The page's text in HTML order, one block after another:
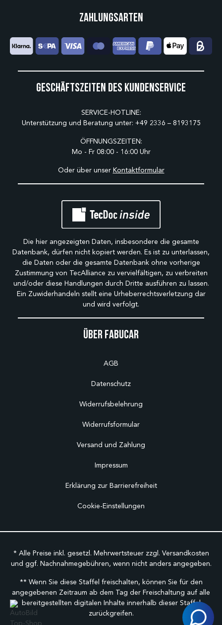
Über Fabucar
AGB
Datenschutz
Widerrufsbelehrung
Widerrufsformular
Versand und Zahlung
Impressum
Erklärung zur Barrierefreiheit
Cookie-Einstellungen
Geschäftszeiten des Kundenservice
SERVICE-HOTLINE:
Unterstützung und Beratung unter: +49 2336 – 8193175
ÖFFNUNGSZEITEN:
Mo - Fr 08:00 - 16:00 Uhr
Oder über unser Kontaktformular
Zahlungsarten
Die hier angezeigten Daten, insbesondere die gesamte
Datenbank, dürfen nicht kopiert werden. Es ist zu unterlassen,
die Daten oder die gesamte Datenbank ohne vorherige
Zustimmung von TecAlliance zu vervielfältigen, zu verbreiten
und/oder diese Handlungen durch Dritte ausführen zu lassen.
Ein Zuwiderhandeln stellt eine Urheberrechtsverletzung dar
und wird verfolgt.
* Alle Preise inkl. gesetzl. Mehrwertsteuer zzgl. Versandkosten
und ggf. Nachnahmegebühren, wenn nicht anders angegeben.
** Wenn Sie diese Staffel freischalten, können Sie für den
angegebenen Zeitraum ab dem Tag der Freischaltung auf alle
bereitgestellten digitalen Inhalte innerhalb dieser Staffel
zurückgreifen.